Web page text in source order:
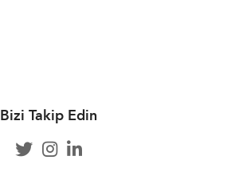
Bizi Takip Edin